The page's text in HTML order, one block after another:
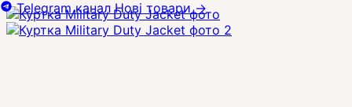
Telegram канал Нові товари→